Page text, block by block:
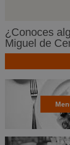
¿Conoces
Miguel de